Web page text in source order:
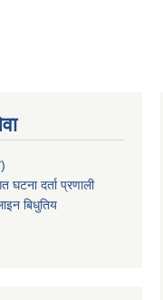
घटना दर्ताप्रणाली
बिधुतिय